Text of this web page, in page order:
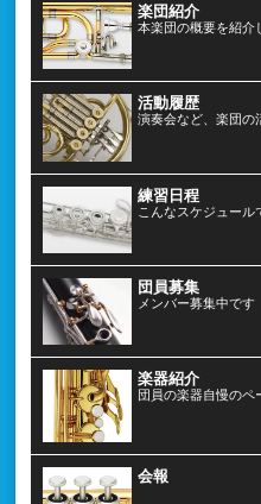
楽団紹介
本楽団の概要を紹介
活動履歴
演奏会など、楽団の
練習日程
こんなスケジュール
団員募集
メンバー募集中です
楽器紹介
団員の楽器自慢のペ
会報